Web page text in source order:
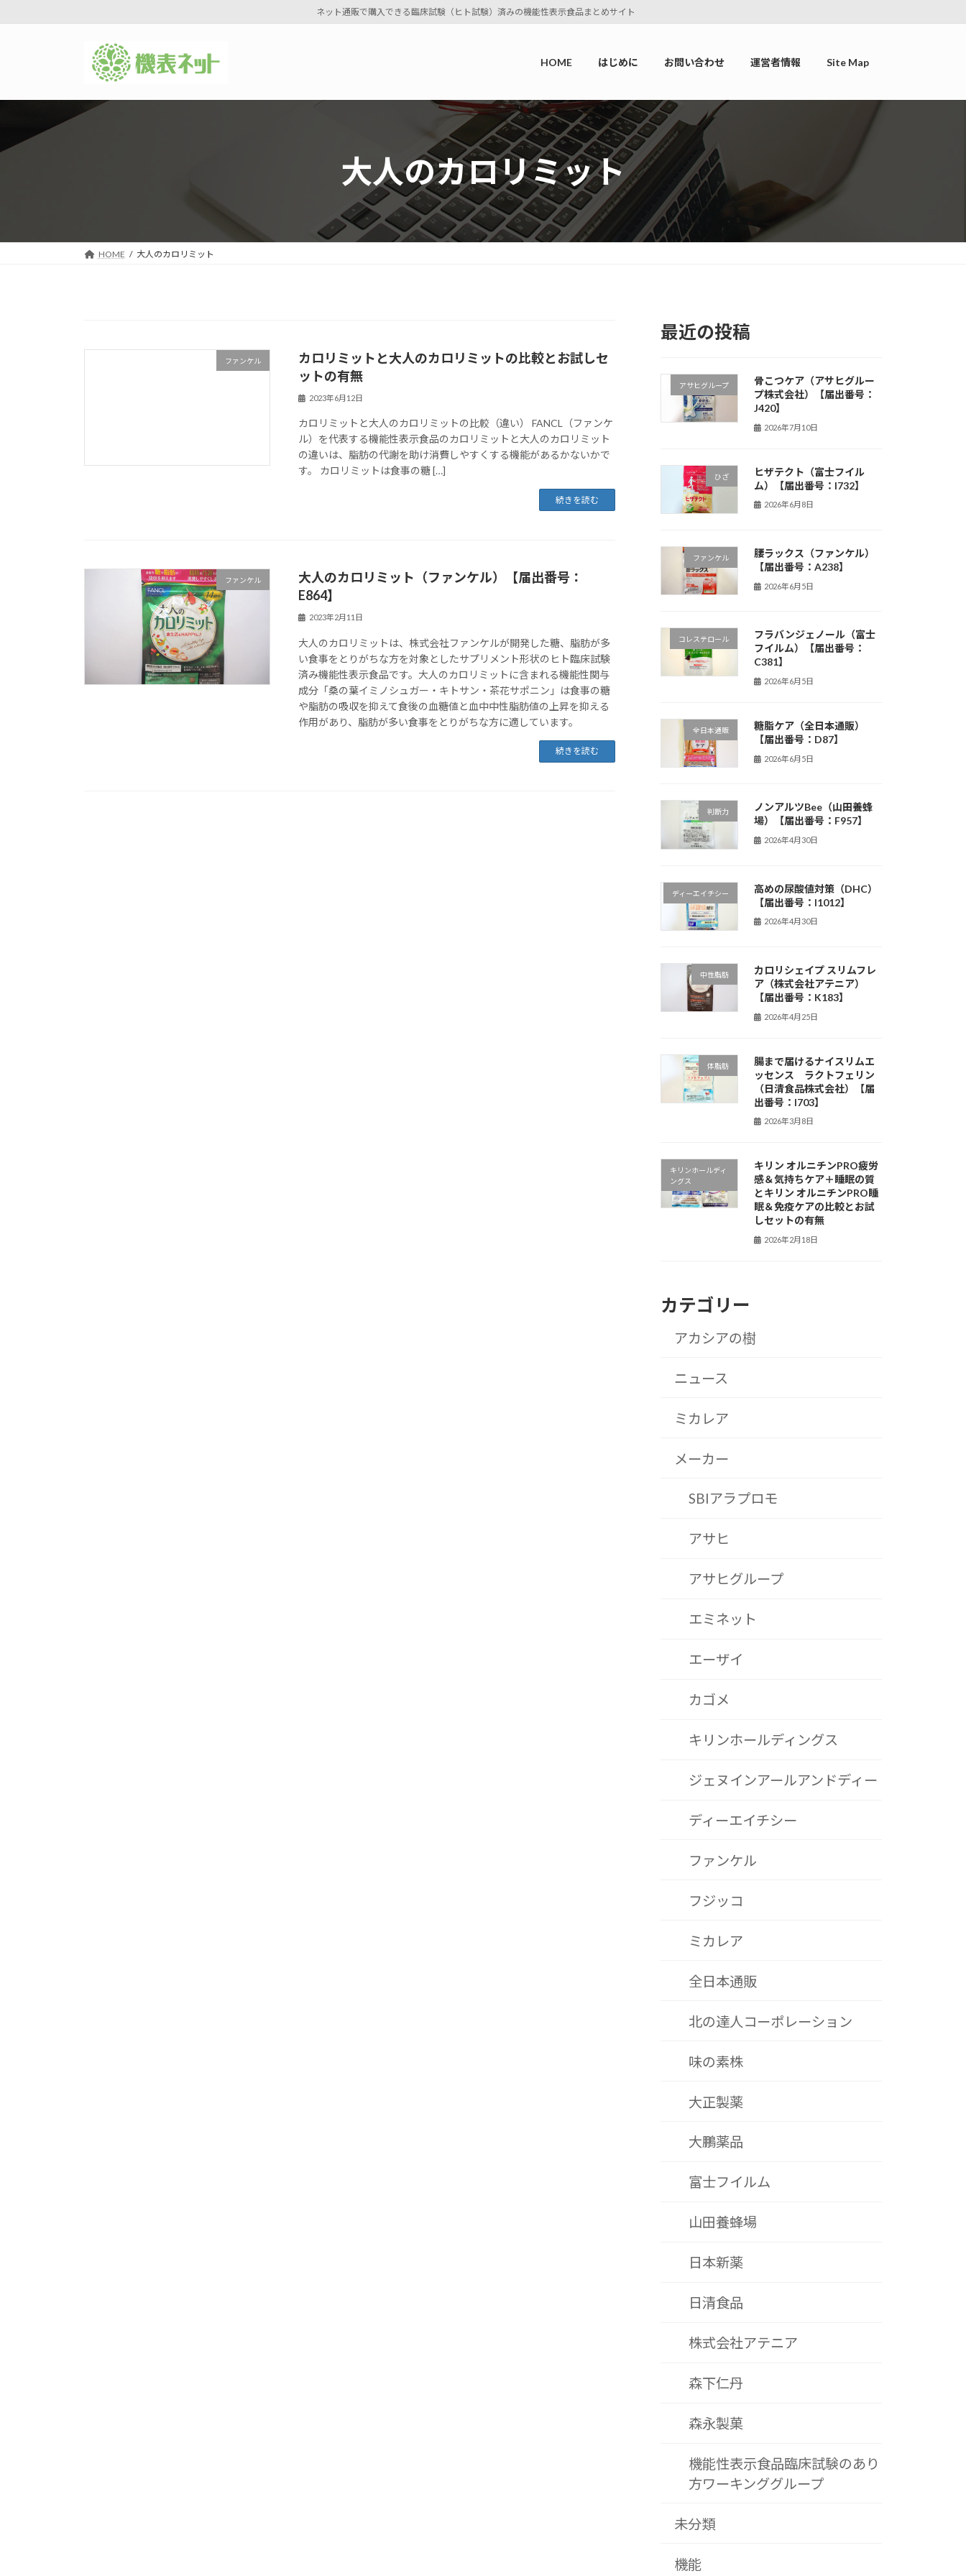
ツ
ス
シ
ン
ネット通販で購入できる臨床試験（ヒト試験）済みの機能性表示食品まとめサイト
HOME はじめに お問い合わせ 運営者情報 Site Map
大人のカロリミット
HOME 大人のカロリミット
ファンケル
カロリミットと大人のカロリミットの比較とお試しセ
ットの有無
2023年6月12日
カロリミットと大人のカロリミットの比較（違い） FANCL（ファンケ
ル）を代表する機能性表示食品のカロリミットと大人のカロリミット
の違いは、脂肪の代謝を助け消費しやすくする機能があるかないかで
す。 カロリミットは食事の糖 […]
続きを読む
ファンケル
大人のカロリミット（ファンケル）【届出番号：
E864】
2023年2月11日
大人のカロリミットは、株式会社ファンケルが開発した糖、脂肪が多
い食事をとりがちな方を対象としたサプリメント形状のヒト臨床試験
済み機能性表示食品です。大人のカロリミットに含まれる機能性関与
成分「桑の葉イミノシュガー・キトサン・茶花サポニン」は食事の糖
や脂肪の吸収を抑えて食後の血糖値と血中中性脂肪値の上昇を抑える
作用があり、脂肪が多い食事をとりがちな方に適しています。
続きを読む
最近の投稿
アサヒグループ
骨こつケア（アサヒグルー
プ株式会社）【届出番号：
J420】
2026年7月10日
ひざ
ヒザテクト（富士フイル
ム）【届出番号：I732】
2026年6月8日
ファンケル
腰ラックス（ファンケル）
【届出番号：A238】
2026年6月5日
コレステロール
フラバンジェノール（富士
フイルム）【届出番号：
C381】
2026年6月5日
全日本通販
糖脂ケア（全日本通販）
【届出番号：D87】
2026年6月5日
判断力
ノンアルツBee（山田養蜂
場）【届出番号：F957】
2026年4月30日
ディーエイチシー
高めの尿酸値対策（DHC）
【届出番号：I1012】
2026年4月30日
中性脂肪
カロリシェイプ スリムフレ
ア（株式会社アテニア）
【届出番号：K183】
2026年4月25日
体脂肪
腸まで届けるナイスリムエ
ッセンス ラクトフェリン
（日清食品株式会社）【届
出番号：I703】
2026年3月8日
キリンホールディ
ングス
キリン オルニチンPRO疲労
感＆気持ちケア＋睡眠の質
とキリン オルニチンPRO睡
眠＆免疫ケアの比較とお試
しセットの有無
2026年2月18日
カテゴリー
アカシアの樹
ニュース
ミカレア
メーカー
SBIアラプロモ
アサヒ
アサヒグループ
エミネット
エーザイ
カゴメ
キリンホールディングス
ジェヌインアールアンドディー
ディーエイチシー
ファンケル
フジッコ
ミカレア
全日本通販
北の達人コーポレーション
味の素株
大正製薬
大鵬薬品
富士フイルム
山田養蜂場
日本新薬
日清食品
株式会社アテニア
森下仁丹
森永製菓
機能性表示食品臨床試験のあり
方ワーキンググループ
未分類
機能